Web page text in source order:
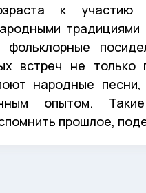
к участию
фольклорные
встреч не
народные
опытом.
прошлое,